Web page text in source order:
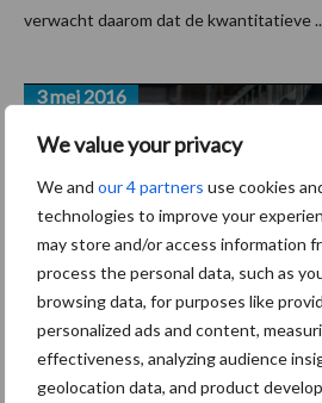
We value your privacy
We and our 4 partners use cookies
technologies to improve your
may store and/or access information
process the personal data, such as
browsing data, for purposes like
personalized ads and content,
effectiveness, analyzing audience
geolocation data, and product
verwacht daarom dat de kwantitatieve
voorjaar
3 mei 2016